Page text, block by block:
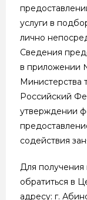
услуги в
лично
Сведения
в приложении
Министерства
Российский
утверждении
содействия
Для
обратиться в
адресу: г.